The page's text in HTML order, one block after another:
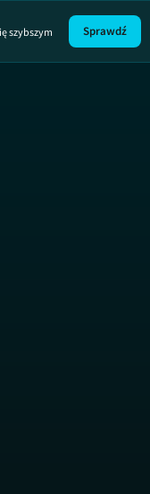
szybszym
Sprawdź